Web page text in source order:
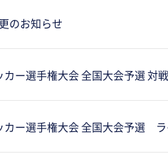
のお知らせ
カー選手権大会 全国大会予選 対
カー選手権大会 全国大会予選